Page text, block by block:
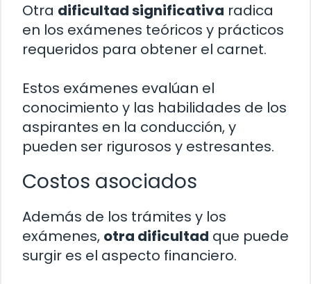
Otra dificultad significativa radica
en los exámenes teóricos y prácticos
requeridos para obtener el carnet.
Estos exámenes evalúan el
conocimiento y las habilidades de los
aspirantes en la conducción, y
pueden ser rigurosos y estresantes.
Costos asociados
Además de los trámites y los
exámenes, otra dificultad que puede
surgir es el aspecto financiero.